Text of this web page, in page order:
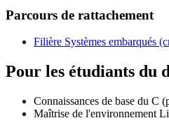
Parcours de rattachement
Filière Systèmes embarqués
Pour les étudiants du
Connaissances de base du C
Maîtrise de l'environnement